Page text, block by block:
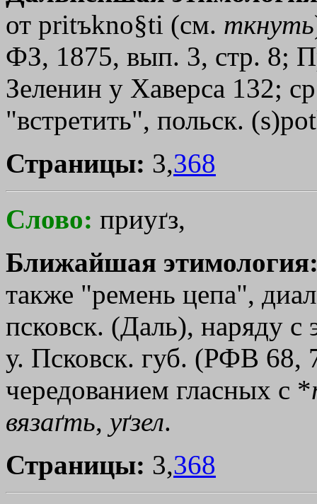
от pritъkno§ti (см. ткнуть
ФЗ, 1875, вып. 3, стр. 8;
Зеленин у Хаверса 132;
"встретить", польск.
Страницы: 3,368
Слово: приуґз,
Ближайшая
также "ремень цепа",
псковск. (Даль), наряду с
у. Псковск. губ. (РФВ 68,
чередованием гласных с *
вязаґть, уґзел.
Страницы: 3,368